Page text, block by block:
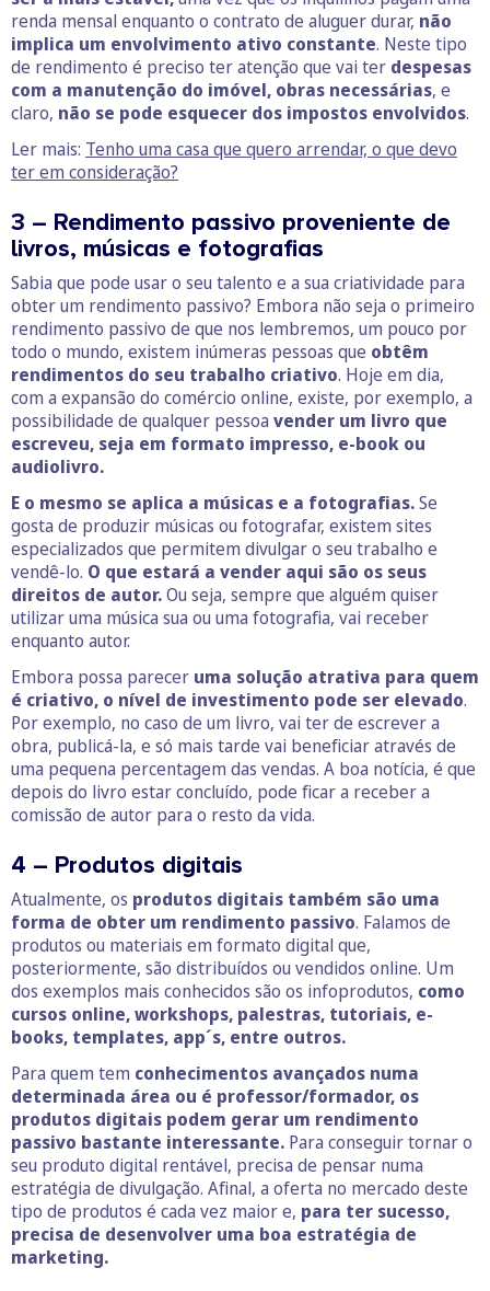
renda mensal enquanto o contrato de aluguer durar, não
implica um envolvimento ativo constante. Neste tipo
de rendimento é preciso ter atenção que vai ter despesas
com a manutenção do imóvel, obras necessárias, e
claro, não se pode esquecer dos impostos envolvidos.
Ler mais: Tenho uma casa que quero arrendar, o que devo
ter em consideração?
3 – Rendimento passivo proveniente de
livros, músicas e fotografias
Sabia que pode usar o seu talento e a sua criatividade para
obter um rendimento passivo? Embora não seja o primeiro
rendimento passivo de que nos lembremos, um pouco por
todo o mundo, existem inúmeras pessoas que obtêm
rendimentos do seu trabalho criativo. Hoje em dia,
com a expansão do comércio online, existe, por exemplo, a
possibilidade de qualquer pessoa vender um livro que
escreveu, seja em formato impresso, e-book ou
audiolivro.
E o mesmo se aplica a músicas e a fotografias.Se
gosta de produzir músicas ou fotografar, existem sites
especializados que permitem divulgar o seu trabalho e
vendê-lo. O que estará a vender aqui são os seus
direitos de autor.Ou seja, sempre que alguém quiser
utilizar uma música sua ou uma fotografia, vai receber
enquanto autor.
Embora possa parecer uma solução atrativa para quem
é criativo, o nível de investimento pode ser elevado.
Por exemplo, no caso de um livro, vai ter de escrever a
obra, publicá-la, e só mais tarde vai beneficiar através de
uma pequena percentagem das vendas. A boa notícia, é que
depois do livro estar concluído, pode ficar a receber a
comissão de autor para o resto da vida.
4 – Produtos digitais
Atualmente, os produtos digitais também são uma
forma de obter um rendimento passivo. Falamos de
produtos ou materiais em formato digital que,
posteriormente, são distribuídos ou vendidos online. Um
dos exemplos mais conhecidos são os infoprodutos, como
cursos online, workshops, palestras, tutoriais, e-
books, templates, app´s, entre outros.
Para quem tem conhecimentos avançados numa
determinada área ou é professor/formador, os
produtos digitais podem gerar um rendimento
passivo bastante interessante. Para conseguir tornar o
seu produto digital rentável, precisa de pensar numa
estratégia de divulgação. Afinal, a oferta no mercado deste
tipo de produtos é cada vez maior e, para ter sucesso,
precisa de desenvolver uma boa estratégia de
marketing.